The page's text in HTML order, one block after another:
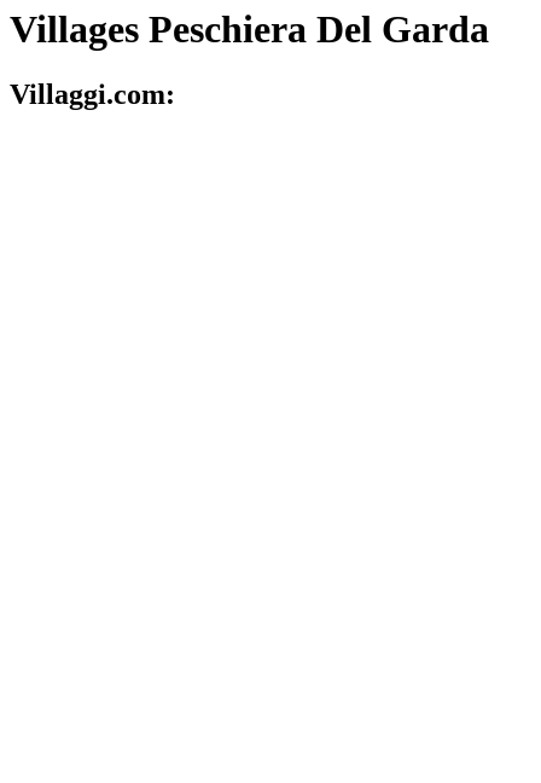
Villages Peschiera Del Garda
Villaggi.com: